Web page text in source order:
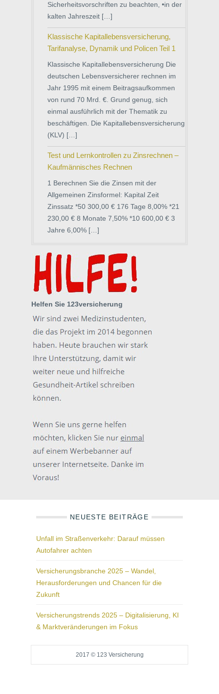
Sicherheitsvorschriften zu beachten, •in der
kalten Jahreszeit […]
Klassische Kapitallebensversicherung,
Tarifanalyse, Dynamik und Policen Teil 1
Klassische Kapitallebensversicherung Die
deutschen Lebensversicherer rechnen im
Jahr 1995 mit einem Beitragsaufkommen
von rund 70 Mrd. €. Grund genug, sich
einmal ausführlich mit der Thematik zu
beschäftigen. Die Kapitallebensversicherung
(KLV) […]
Test und Lernkontrollen zu Zinsrechnen –
Kaufmännisches Rechnen
1 Berechnen Sie die Zinsen mit der
Allgemeinen Zinsformel: Kapital Zeit
Zinssatz *50 300,00 € 176 Tage 8,00% *21
230,00 € 8 Monate 7,50% *10 600,00 € 3
Jahre 6,00% […]
Helfen Sie 123versicherung
NEUESTE BEITRÄGE
Unfall im Straßenverkehr: Darauf müssen
Autofahrer achten
Versicherungsbranche 2025 – Wandel,
Herausforderungen und Chancen für die
Zukunft
Versicherungstrends 2025 – Digitalisierung, KI
& Marktveränderungen im Fokus
2017 © 123 Versicherung